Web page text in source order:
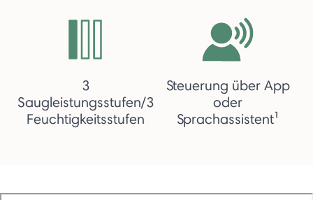
3
Saugleistungsstufen/3
Feuchtigkeitsstufen
Steuerung über App
oder
Sprachassistent¹